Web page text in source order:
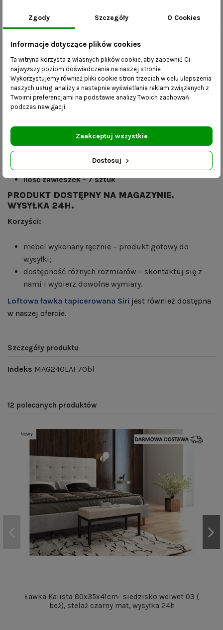
Na zdjęciu zaprezentowany jest wieszak o szerokości 80
cm. W zależności od wybranego rozmiaru produkt może
różnić się proporcjami i ilością zawieszek.
Oferta dotyczy wieszaka o następujących parametrach:
Wymiary:
wysokość – 4,5 cm
grubość stali- 2 mm
ilość zawieszek - 7 sztuk
PRODUKT DOSTĘPNY NA MAGAZYNIE.
WYSYŁKA 24H.
Korzyści:
mebel wykonany ręcznie – produkt gotowy do
wysyłki;
dostępność różnych rozmiarów – skontaktuj się z
nami i wybierz dowolne wymiary.
Loftowa ławka tapicerowana Siri jest również dostępna
w naszej ofercie.
Szczegóły produktu
Indeks MAG24OLAF70bl
12 polecanych produktów
Nowy
Ławka Kalista 80x35x41cm- siedzisko welwet 03 (
beż), stelaż czarny mat, wysyłka 24h
Zgody Szczegóły O Cookies
Informacje dotyczące plików cookies
Ta witryna korzysta z własnych plików cookie, aby zapewnić Ci
najwyższy poziom doświadczenia na naszej stronie .
Wykorzystujemy również pliki cookie stron trzecich w celu ulepszenia
naszych usług, analizy a nastepnie wyświetlania reklam związanych z
Twoimi preferencjami na podstawie analizy Twoich zachowań
podczas nawigacji.
Dostosuj
Zaakceptuj wszystkie